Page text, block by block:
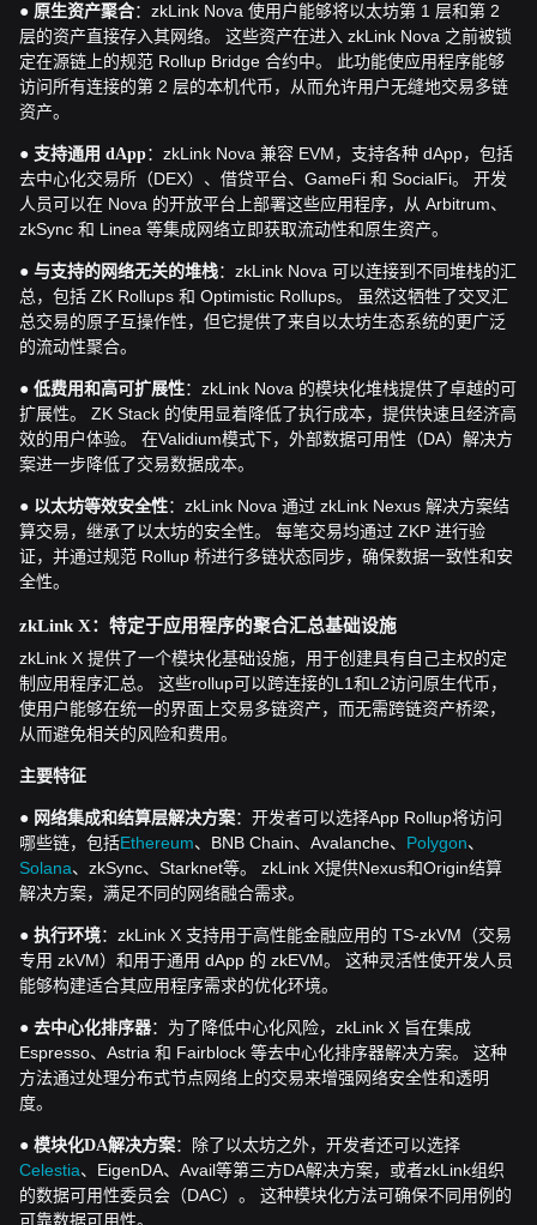
● 原生资产聚合：zkLink Nova 使用户能够将以太坊第 1 层和第 2
层的资产直接存入其网络。 这些资产在进入 zkLink Nova 之前被锁
定在源链上的规范 Rollup Bridge 合约中。 此功能使应用程序能够
访问所有连接的第 2 层的本机代币，从而允许用户无缝地交易多链
资产。
● 支持通用 dApp：zkLink Nova 兼容 EVM，支持各种 dApp，包括
去中心化交易所（DEX）、借贷平台、GameFi 和 SocialFi。 开发
人员可以在 Nova 的开放平台上部署这些应用程序，从 Arbitrum、
zkSync 和 Linea 等集成网络立即获取流动性和原生资产。
● 与支持的网络无关的堆栈：zkLink Nova 可以连接到不同堆栈的汇
总，包括 ZK Rollups 和 Optimistic Rollups。 虽然这牺牲了交叉汇
总交易的原子互操作性，但它提供了来自以太坊生态系统的更广泛
的流动性聚合。
● 低费用和高可扩展性：zkLink Nova 的模块化堆栈提供了卓越的可
扩展性。 ZK Stack 的使用显着降低了执行成本，提供快速且经济高
效的用户体验。 在Validium模式下，外部数据可用性（DA）解决方
案进一步降低了交易数据成本。
● 以太坊等效安全性：zkLink Nova 通过 zkLink Nexus 解决方案结
算交易，继承了以太坊的安全性。 每笔交易均通过 ZKP 进行验
证，并通过规范 Rollup 桥进行多链状态同步，确保数据一致性和安
全性。
zkLink X：特定于应用程序的聚合汇总基础设施
zkLink X 提供了一个模块化基础设施，用于创建具有自己主权的定
制应用程序汇总。 这些rollup可以跨连接的L1和L2访问原生代币，
使用户能够在统一的界面上交易多链资产，而无需跨链资产桥梁，
从而避免相关的风险和费用。
主要特征
● 网络集成和结算层解决方案：开发者可以选择App Rollup将访问
哪些链，包括Ethereum、BNB Chain、Avalanche、 Polygon、
Solana、zkSync、Starknet等。 zkLink X提供Nexus和Origin结算
解决方案，满足不同的网络融合需求。
● 执行环境：zkLink X 支持用于高性能金融应用的 TS-zkVM（交易
专用 zkVM）和用于通用 dApp 的 zkEVM。 这种灵活性使开发人员
能够构建适合其应用程序需求的优化环境。
● 去中心化排序器：为了降低中心化风险，zkLink X 旨在集成
Espresso、Astria 和 Fairblock 等去中心化排序器解决方案。 这种
方法通过处理分布式节点网络上的交易来增强网络安全性和透明
度。
● 模块化DA解决方案：除了以太坊之外，开发者还可以选择
Celestia、EigenDA、Avail等第三方DA解决方案，或者zkLink组织
的数据可用性委员会（DAC）。 这种模块化方法可确保不同用例的
可靠数据可用性。